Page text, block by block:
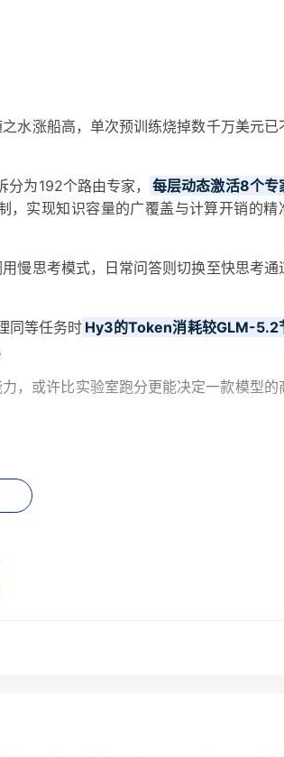
水涨船高，单次预训练烧掉数千万美元已
为192个路由专家，
每层动态激活8个专
，实现知识容量的广覆盖与计算开销的精
慢思考模式，日常问答则切换至快思考通
同等任务时 Hy3的Token消耗较GLM-5.2
，或许比实验室跑分更能决定一款模型的
后训练数据的质量与多样性被扩充，强化